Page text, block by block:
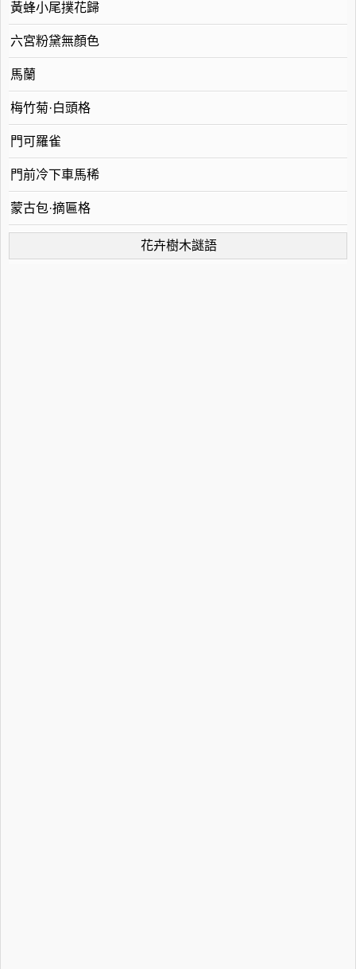
黃蜂小尾撲花歸
六宮粉黛無顏色
馬蘭
梅竹菊·白頭格
門可羅雀
門前冷下車馬稀
蒙古包·摘匾格
花卉樹木謎語